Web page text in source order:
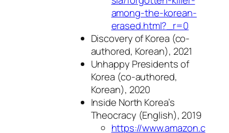
among-the-korean-
erased.html?_r=0
Discovery of Korea (co-
authored, Korean), 2021
Unhappy Presidents of
Korea (co-authored,
Korean), 2020
Inside North Korea’s
Theocracy (English), 2019
https://www.amazon.c